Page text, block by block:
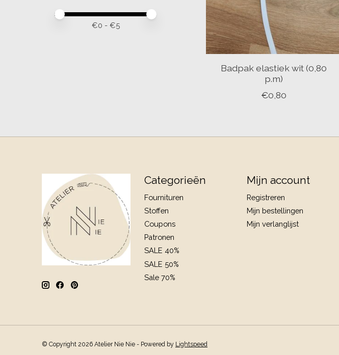
Minimale prijswaarde
Price maximum value
€0 - €5
Badpak elastiek wit (0,80
p.m)
€0,80
Categorieën
Fournituren
Stoffen
Coupons
Patronen
SALE 40%
SALE 50%
Sale 70%
Mijn account
Registreren
Mijn bestellingen
Mijn verlanglijst
© Copyright 2026 Atelier Nie Nie - Powered by Lightspeed